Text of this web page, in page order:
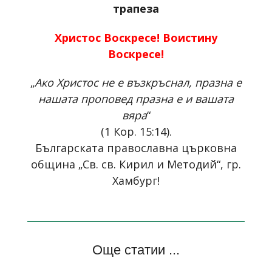
трапеза
Христос Воскресе! Воистину
Воскресе!
„Ако Христос не е възкръснал, празна е
нашата проповед празна е и вашата
вяра“
(1 Кор. 15:14).
Българската православна църковна
община „Св. св. Кирил и Методий“, гр.
Хамбург!
Още статии ...